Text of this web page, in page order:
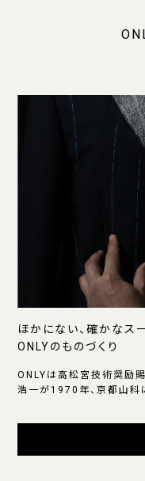
ほかにない、確かなス
ONLYのものづくり
ONLYは高松宮技術奨励
浩一が1970年、京都山科